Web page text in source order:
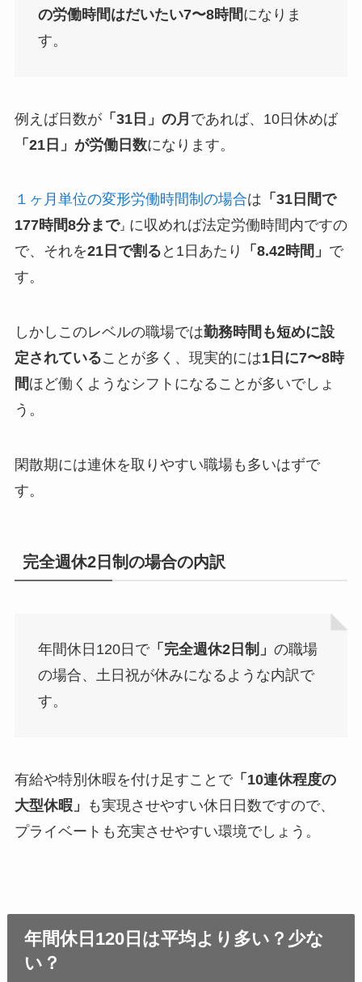
の労働時間はだいたい7〜8時間になりま
す。
例えば日数が「31日」の月 であれば、10日休めば
「21日」が労働日数になります。
１ヶ月単位の変形労働時間制の場合は 「31日間で
177時間8分まで」 に収めれば法定労働時間内ですの
で、それを21日で割る と1日あたり 「8.42時間」 で
す。
しかしこのレベルの職場では勤務時間も短めに設
定されていることが多く、現実的には1日に7〜8時
間ほど働くようなシフトになることが多いでしょ
う。
閑散期には連休を取りやすい職場も多いはずで
す。
完全週休2日制の場合の内訳
年間休日120日で「完全週休2日制」 の職場
の場合、土日祝が休みになるような内訳で
す。
有給や特別休暇を付け足すことで「10連休程度の
大型休暇」
も実現させやすい休日日数ですので、
プライベートも充実させやすい環境でしょう。
年間休日120日は平均より多い？少な
い？